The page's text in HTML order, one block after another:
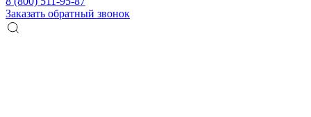
Заказать обратный звонок